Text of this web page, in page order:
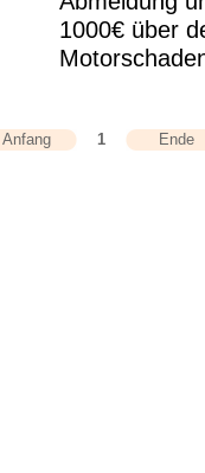
1000€ über
Anfang 1 Ende